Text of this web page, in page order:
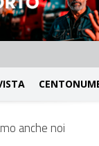
anche noi